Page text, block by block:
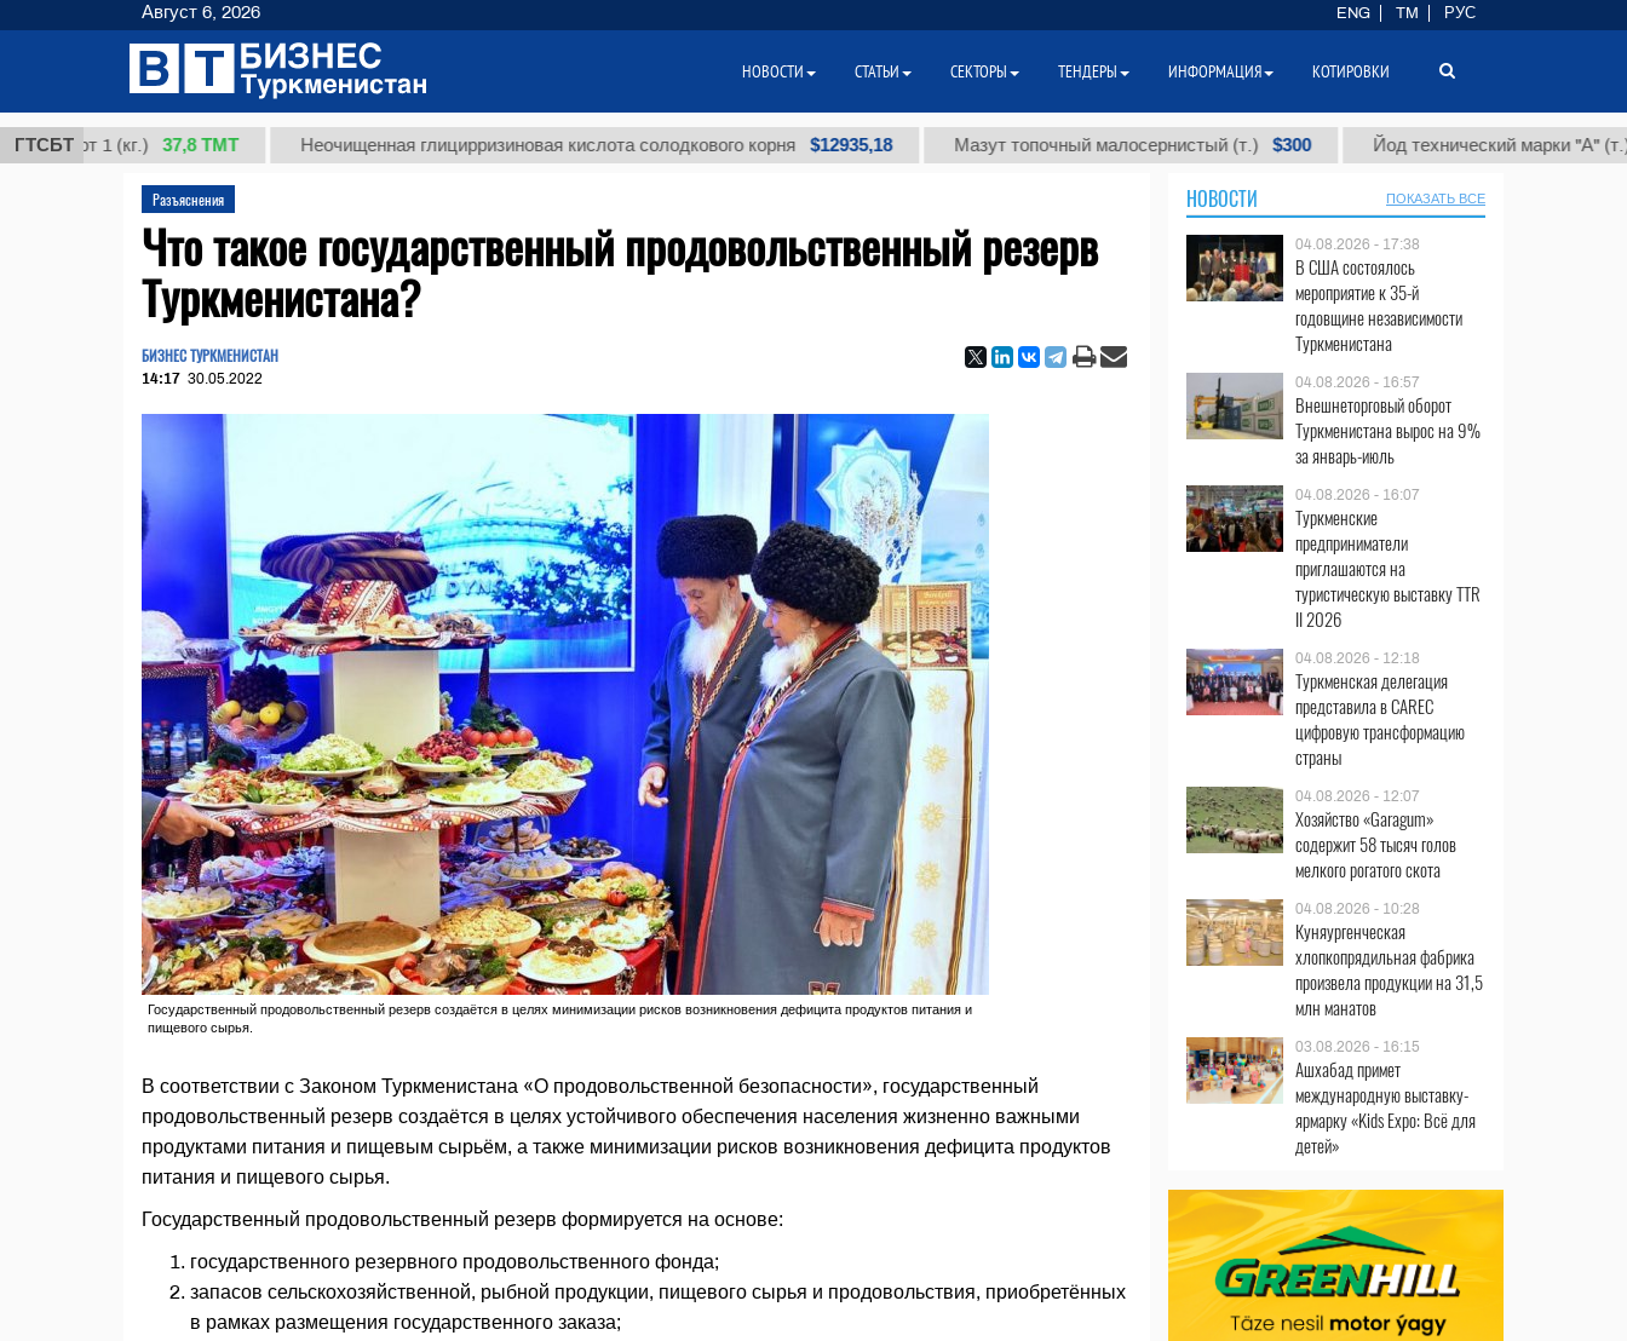
ГТСБТ
1 (кг.) 37,8 ТМТ Неочищенная глицирризиновая кислота солодкового корня $12935,18 Мазут топочный малосернистый (т.) $300 Йод технический марки "А" (т.) $86
Разъяснения
Что такое государственный продовольственный резерв
Туркменистана?
БИЗНЕС ТУРКМЕНИСТАН
14:17 30.05.2022
Государственный продовольственный резерв создаётся в целях минимизации рисков возникновения дефицита продуктов питания и
пищевого сырья.
В соответствии с Законом Туркменистана «О продовольственной безопасности», государственный
продовольственный резерв создаётся в целях устойчивого обеспечения населения жизненно важными
продуктами питания и пищевым сырьём, а также минимизации рисков возникновения дефицита продуктов
питания и пищевого сырья.
Государственный продовольственный резерв формируется на основе:
государственного резервного продовольственного фонда;
запасов сельскохозяйственной, рыбной продукции, пищевого сырья и продовольствия, приобретённых
в рамках размещения государственного заказа;
НОВОСТИ ПОКАЗАТЬ ВСЕ
04.08.2026 - 17:38
В США состоялось
мероприятие к 35-й
годовщине независимости
Туркменистана
04.08.2026 - 16:57
Внешнеторговый оборот
Туркменистана вырос на 9%
за январь-июль
04.08.2026 - 16:07
Туркменские
предприниматели
приглашаются на
туристическую выставку TTR
II 2026
04.08.2026 - 12:18
Туркменская делегация
представила в CAREC
цифровую трансформацию
страны
04.08.2026 - 12:07
Хозяйство «Garagum»
содержит 58 тысяч голов
мелкого рогатого скота
04.08.2026 - 10:28
Куняургенческая
хлопкопрядильная фабрика
произвела продукции на 31,5
млн манатов
03.08.2026 - 16:15
Ашхабад примет
международную выставку-
ярмарку «Kids Expo: Всё для
детей»
Август 6, 2026 ENG TM РУС
НОВОСТИ СТАТЬИ СЕКТОРЫ ТЕНДЕРЫ ИНФОРМАЦИЯ КОТИРОВКИ